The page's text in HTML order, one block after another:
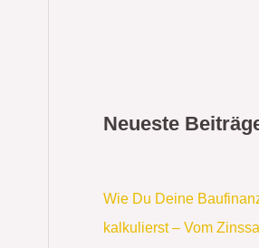
Neueste
Wie Du Deine
kalkulierst – Vom